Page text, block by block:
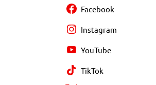
Facebook
Instagram
YouTube
TikTok